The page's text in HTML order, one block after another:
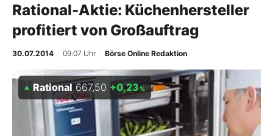
Finanz-Check
BO-Musterdepots
Experten
Rational-Aktie: Küchenhersteller
profitiert von Großauftrag
30.07.2014 · 09:07 Uhr · Börse Online Redaktion
Rational 667,50 +0,23%